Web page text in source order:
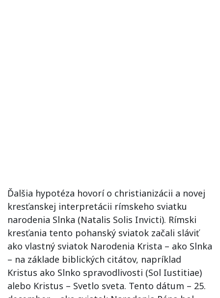
Ďalšia hypotéza hovorí o christianizácii a novej
kresťanskej interpretácii rímskeho sviatku
narodenia Slnka (Natalis Solis Invicti). Rímski
kresťania tento pohanský sviatok začali sláviť
ako vlastný sviatok Narodenia Krista – ako Slnka
– na základe biblických citátov, napríklad
Kristus ako Slnko spravodlivosti (Sol Iustitiae)
alebo Kristus – Svetlo sveta. Tento dátum – 25.